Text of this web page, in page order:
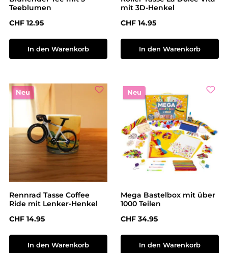
Teeblumen
Regulärer Preis:
CHF 12.95
In den Warenkorb
mit 3D-Henkel
Regulärer Preis:
CHF 14.95
In den Warenkorb
Neu
Rennrad Tasse Coffee
Ride mit Lenker-Henkel
Regulärer Preis:
CHF 14.95
In den Warenkorb
Neu
Mega Bastelbox mit über
1000 Teilen
Regulärer Preis:
CHF 34.95
In den Warenkorb